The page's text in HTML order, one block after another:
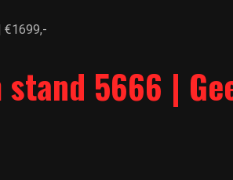
€1699,-
5666 |